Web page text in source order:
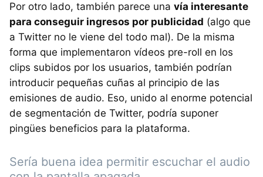
Por otro lado, también parece una vía interesante
para conseguir ingresos por publicidad (algo que
a Twitter no le viene del todo mal). De la misma
forma que implementaron vídeos pre-roll en los
clips subidos por los usuarios, también podrían
introducir pequeñas cuñas al principio de las
emisiones de audio. Eso, unido al enorme potencial
de segmentación de Twitter, podría suponer
pingües beneficios para la plataforma.
Sería buena idea permitir escuchar el audio